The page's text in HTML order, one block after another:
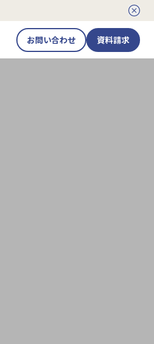
お問い合わせ 資料請求